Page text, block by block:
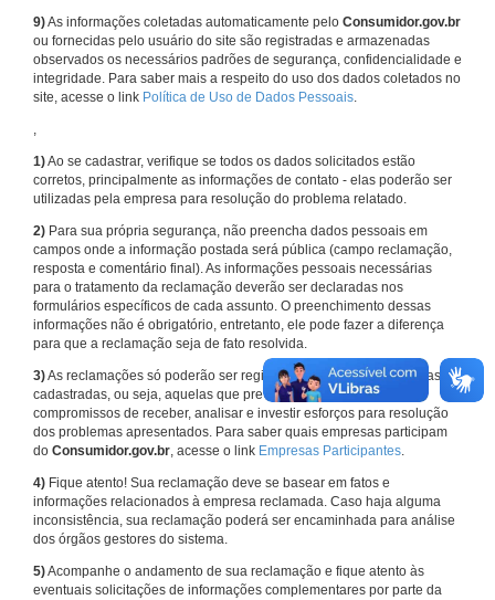
9)As informações coletadas automaticamente pelo Consumidor.gov.br
ou fornecidas pelo usuário do site são registradas e armazenadas
observados os necessários padrões de segurança, confidencialidade e
integridade. Para saber mais a respeito do uso dos dados coletados no
site, acesse o link Política de Uso de Dados Pessoais.
,
1)Ao se cadastrar, verifique se todos os dados solicitados estão
corretos, principalmente as informações de contato - elas poderão ser
utilizadas pela empresa para resolução do problema relatado.
2) Para sua própria segurança, não preencha dados pessoais em
campos onde a informação postada será pública (campo reclamação,
resposta e comentário final). As informações pessoais necessárias
para o tratamento da reclamação deverão ser declaradas nos
formulários específicos de cada assunto. O preenchimento dessas
informações não é obrigatório, entretanto, ele pode fazer a diferença
para que a reclamação seja de fato resolvida.
3)As reclamações só poderão ser registradas em face de empresas
cadastradas, ou seja, aquelas que previamente assumiram
compromissos de receber, analisar e investir esforços para resolução
dos problemas apresentados. Para saber quais empresas participam
do Consumidor.gov.br, acesse o link Empresas Participantes.
4) Fique atento! Sua reclamação deve se basear em fatos e
informações relacionados à empresa reclamada. Caso haja alguma
inconsistência, sua reclamação poderá ser encaminhada para análise
dos órgãos gestores do sistema.
5)Acompanhe o andamento de sua reclamação e fique atento às
eventuais solicitações de informações complementares por parte da